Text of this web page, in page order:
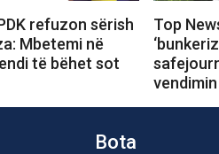
refuzon sërish
Mbetemi në
të bëhet sot
Top
vendimin
Bota